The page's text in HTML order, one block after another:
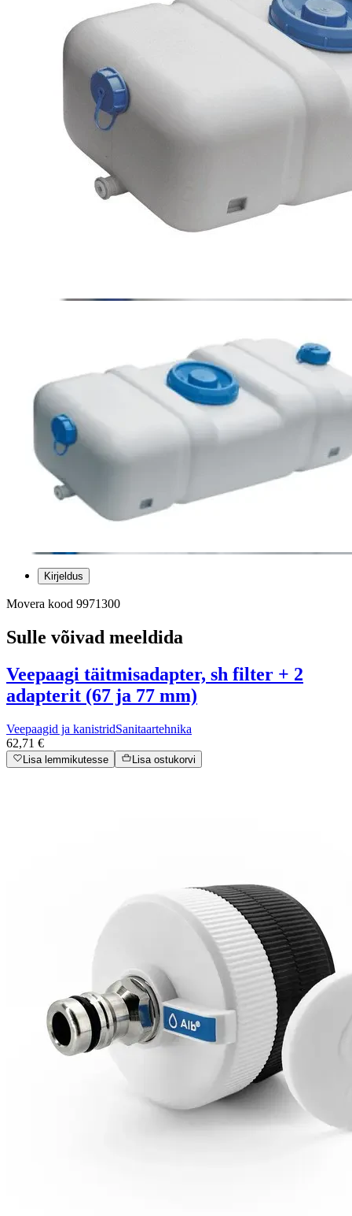
Kirjeldus
Movera kood 9971300
Sulle võivad meeldida
Veepaagi täitmisadapter, sh filter + 2
adapterit (67 ja 77 mm)
Veepaagid ja kanistridSanitaartehnika
62,71 €
Lisa lemmikutesse Lisa ostukorvi